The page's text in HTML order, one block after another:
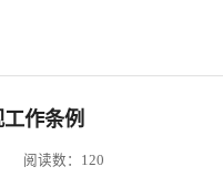
作条例
阅读数： 120